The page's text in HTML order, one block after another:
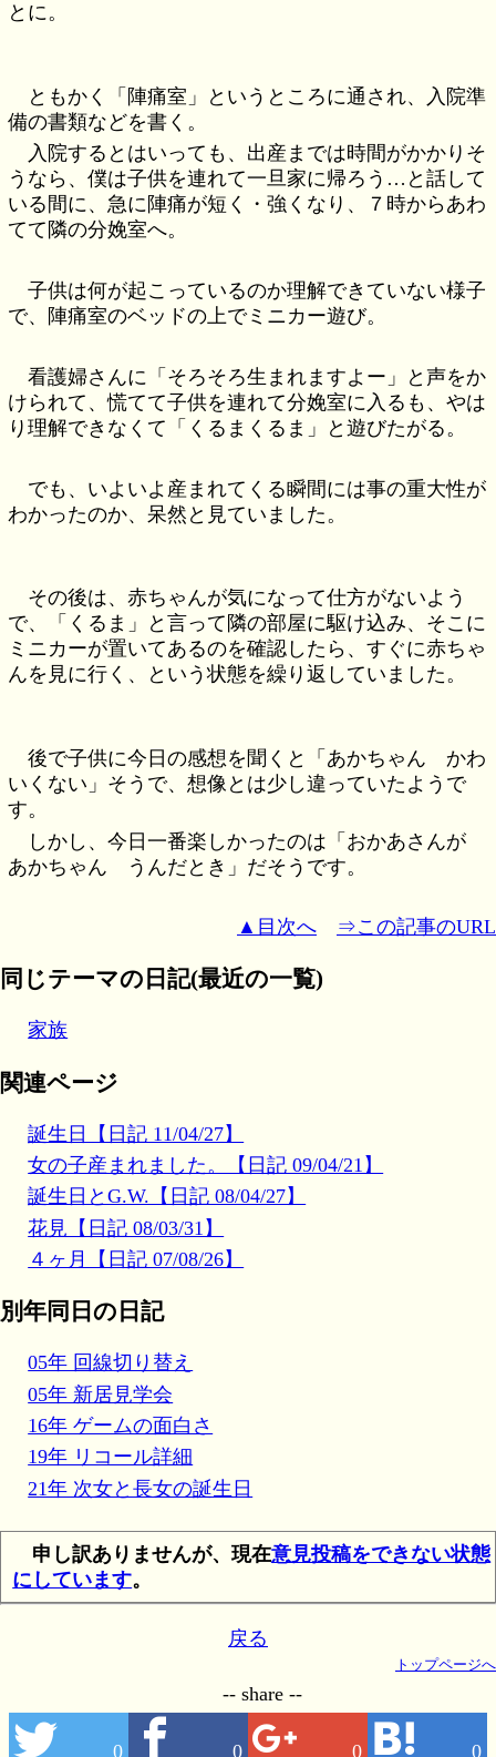
とに。
ともかく「陣痛室」というところに通され、入院準
備の書類などを書く。
入院するとはいっても、出産までは時間がかかりそ
うなら、僕は子供を連れて一旦家に帰ろう…と話して
いる間に、急に陣痛が短く・強くなり、７時からあわ
てて隣の分娩室へ。
子供は何が起こっているのか理解できていない様子
で、陣痛室のベッドの上でミニカー遊び。
看護婦さんに「そろそろ生まれますよー」と声をか
けられて、慌てて子供を連れて分娩室に入るも、やは
り理解できなくて「くるまくるま」と遊びたがる。
でも、いよいよ産まれてくる瞬間には事の重大性が
わかったのか、呆然と見ていました。
その後は、赤ちゃんが気になって仕方がないよう
で、「くるま」と言って隣の部屋に駆け込み、そこに
ミニカーが置いてあるのを確認したら、すぐに赤ちゃ
んを見に行く、という状態を繰り返していました。
後で子供に今日の感想を聞くと「あかちゃん かわ
いくない」そうで、想像とは少し違っていたようで
す。
しかし、今日一番楽しかったのは「おかあさんが
あかちゃん うんだとき」だそうです。
▲目次へ ⇒この記事のURL
同じテーマの日記(最近の一覧)
家族
関連ページ
誕生日【日記 11/04/27】
女の子産まれました。【日記 09/04/21】
誕生日とG.W.【日記 08/04/27】
花見【日記 08/03/31】
４ヶ月【日記 07/08/26】
別年同日の日記
05年 回線切り替え
05年 新居見学会
16年 ゲームの面白さ
19年 リコール詳細
21年 次女と長女の誕生日
申し訳ありませんが、現在意見投稿をできない状態
にしています。
戻る
トップページへ
-- share --
0 0 0 0